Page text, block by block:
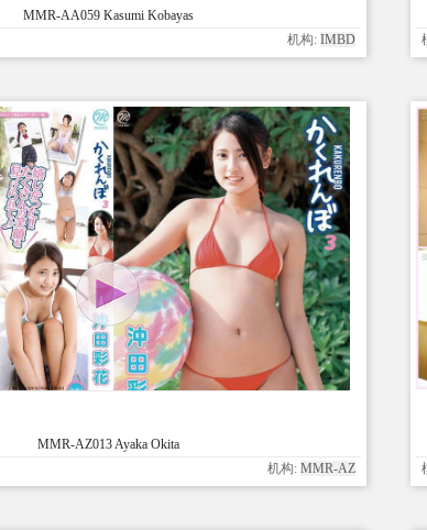
MMR-AA059 Kasumi Kobayas
机构: IMBD
MMR-AZ013 Ayaka Okita
机构: MMR-AZ